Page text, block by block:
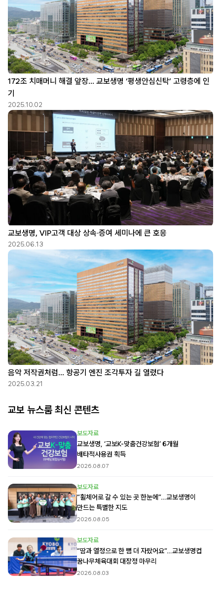
172조 치매머니 해결 앞장… 교보생명 ‘평생안심신탁’ 고령층에 인
기
2025.10.02
교보생명, VIP고객 대상 상속∙증여 세미나에 큰 호응
2025.06.13
음악 저작권처럼… 항공기 엔진 조각투자 길 열렸다
2025.03.21
교보 뉴스룸 최신 콘텐츠
보도자료
교보생명, ‘교보K-맞춤건강보험’ 6개월
배타적사용권 획득
2026.08.07
보도자료
“휠체어로 갈 수 있는 곳 한눈에”…교보생명이
만드는 특별한 지도
2026.08.05
보도자료
“땀과 열정으로 한 뼘 더 자랐어요”…교보생명컵
꿈나무체육대회 대장정 마무리
2026.08.03